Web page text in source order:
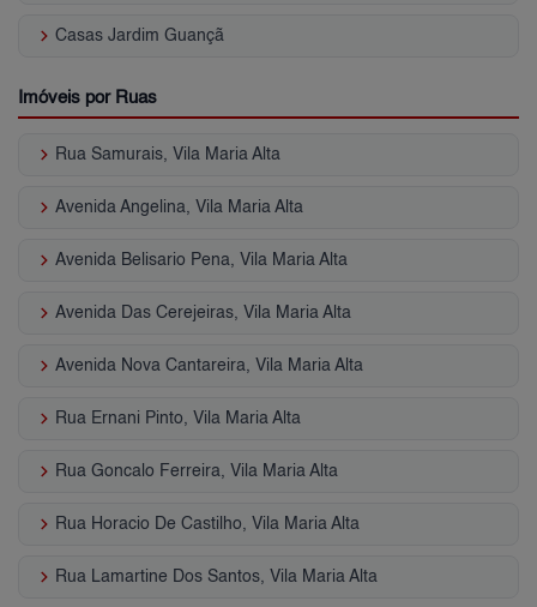
keyboard_arrow_right Casas Jardim Guançã
Imóveis por Ruas
keyboard_arrow_right Rua Samurais, Vila Maria Alta
keyboard_arrow_right Avenida Angelina, Vila Maria Alta
keyboard_arrow_right Avenida Belisario Pena, Vila Maria Alta
keyboard_arrow_right Avenida Das Cerejeiras, Vila Maria Alta
keyboard_arrow_right Avenida Nova Cantareira, Vila Maria Alta
keyboard_arrow_right Rua Ernani Pinto, Vila Maria Alta
keyboard_arrow_right Rua Goncalo Ferreira, Vila Maria Alta
keyboard_arrow_right Rua Horacio De Castilho, Vila Maria Alta
keyboard_arrow_right Rua Lamartine Dos Santos, Vila Maria Alta